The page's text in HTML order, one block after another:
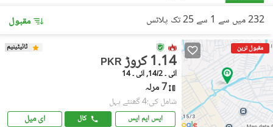
232 میں سے 1 سے 25 تک پلاٹس مقبول
مقبول ترین ٹائیٹینیم
PKR 1.14 کروڑ
آئی ۔ 14/2, آئی ۔ 14
7 مرلہ
شامل کی:4 گھنٹے پہل
ایس ایم ایس کال ای میل